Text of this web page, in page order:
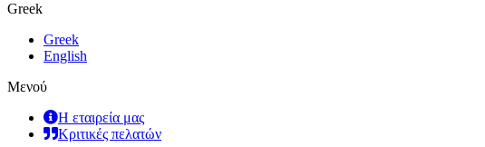
Greek
Greek
English
Μενού
Η εταιρεία μας
Κριτικές πελατών